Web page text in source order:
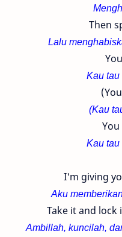
Then
Lalu
Kau
(Kau
Kau
I'm giving
Aku
Take it and
Ambillah, kuncilah,